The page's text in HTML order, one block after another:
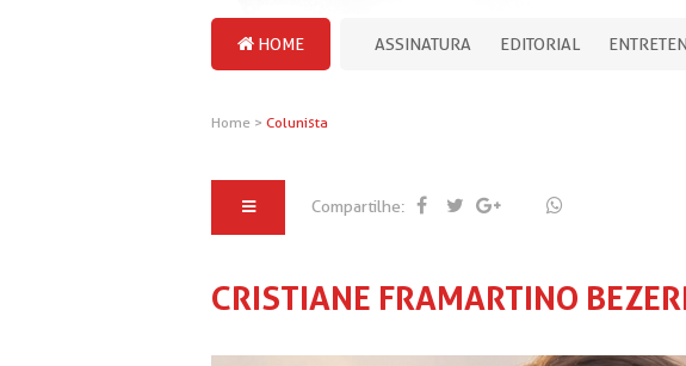
HOME ASSINATURA EDITORIAL
Home > Colunista
Compartilhe:
CRISTIANE FRAMARTINO